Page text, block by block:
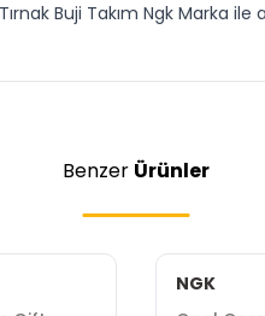
Buji Takım Ngk Marka
Benzer Ürünler
NGK